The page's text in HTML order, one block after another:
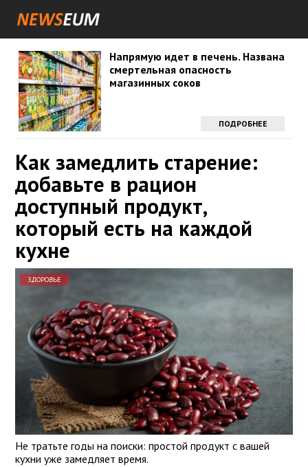
Напрямую идет в печень. Названа
смертельная опасность
магазинных соков
ПОДРОБНЕЕ
Как замедлить старение:
добавьте в рацион
доступный продукт,
который есть на каждой
кухне
ЗДОРОВЬЕ
Не тратьте годы на поиски: простой продукт с вашей
кухни уже замедляет время.